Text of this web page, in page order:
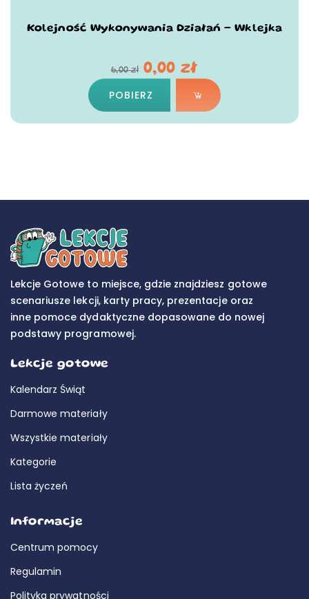
Kolejność Wykonywania Działań – Wklejka
6,00zł 0,00zł
POBIERZ
Lekcje Gotowe to miejsce, gdzie znajdziesz gotowe
scenariusze lekcji, karty pracy, prezentacje oraz
inne pomoce dydaktyczne dopasowane do nowej
podstawy programowej.
Lekcje gotowe
Kalendarz Świąt
Darmowe materiały
Wszystkie materiały
Kategorie
Lista życzeń
Informacje
Centrum pomocy
Regulamin
Polityka prywatności